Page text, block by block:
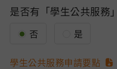
是否有「學生公共服務
否 是
學生公共服務申請要點